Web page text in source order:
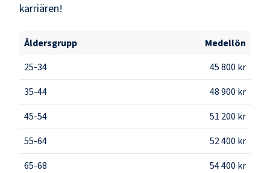
karriären!
Åldersgrupp
Medellön
25-34
45 800 kr
35-44
48 900 kr
45-54
51 200 kr
55-64
52 400 kr
65-68
54 400 kr